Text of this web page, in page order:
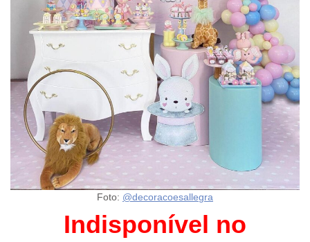
Foto: @decoracoesallegra
Indisponível no